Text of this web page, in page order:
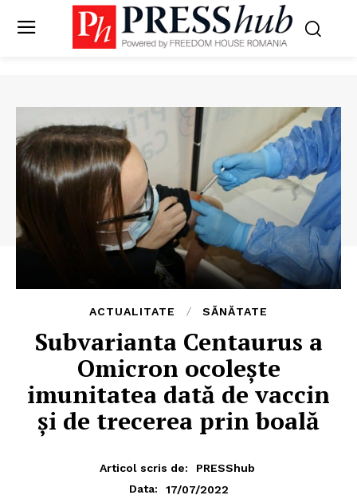
ACTUALITATE SĂNĂTATE
Subvarianta Centaurus a
Omicron ocolește
imunitatea dată de vaccin
şi de trecerea prin boală
Articol scris de:
PRESShub
Data:
17/07/2022